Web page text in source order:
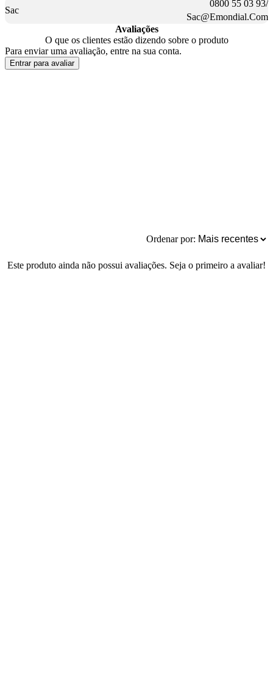
Sac
0800 55 03 93/
Sac@Emondial.Com
Avaliações
O que os clientes estão dizendo sobre o produto
Para enviar uma avaliação, entre na sua conta.
Entrar para avaliar
Ordenar por:
Este produto ainda não possui avaliações. Seja o primeiro a avaliar!